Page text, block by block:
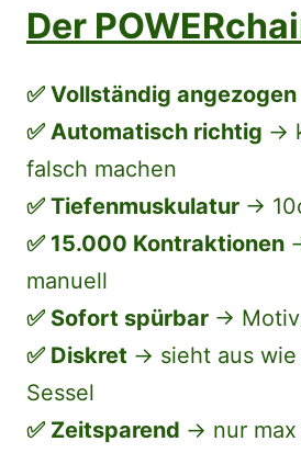
Der
✅ Vollständig angezogen
✅ Automatisch richtig →
falsch machen
✅ Tiefenmuskulatur →
✅ 15.000 Kontraktionen
manuell
✅ Sofort spürbar →
✅ Diskret → sieht aus wie
Sessel
✅ Zeitsparend → nur max